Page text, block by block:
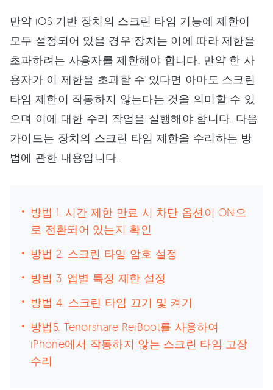
만약 iOS 기반 장치의 스크린 타임 기능에 제한이
모두 설정되어 있을 경우 장치는 이에 따라 제한을
초과하려는 사용자를 제한해야 합니다. 만약 한 사
용자가 이 제한을 초과할 수 있다면 아마도 스크린
타임 제한이 작동하지 않는다는 것을 의미할 수 있
으며 이에 대한 수리 작업을 실행해야 합니다. 다음
가이드는 장치의 스크린 타임 제한을 수리하는 방
법에 관한 내용입니다.
방법 1. 시간 제한 만료 시 차단 옵션이 ON으
로 전환되어 있는지 확인
방법 2. 스크린 타임 암호 설정
방법 3. 앱별 특정 제한 설정
방법 4. 스크린 타임 끄기 및 켜기
방법5. Tenorshare ReiBoot를 사용하여
iPhone에서 작동하지 않는 스크린 타임 고장
수리